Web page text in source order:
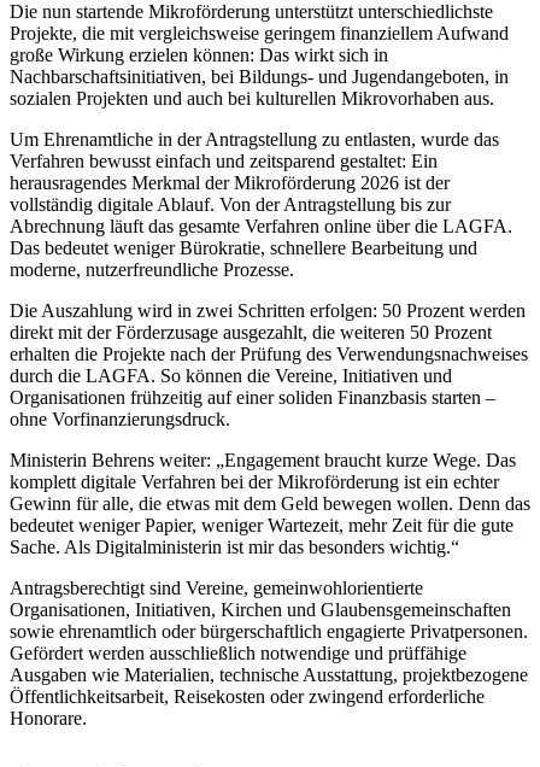
Die nun startende Mikroförderung unterstützt unterschiedlichste
Projekte, die mit vergleichsweise geringem finanziellem Aufwand
große Wirkung erzielen können: Das wirkt sich in
Nachbarschaftsinitiativen, bei Bildungs- und Jugendangeboten, in
sozialen Projekten und auch bei kulturellen Mikrovorhaben aus.
Um Ehrenamtliche in der Antragstellung zu entlasten, wurde das
Verfahren bewusst einfach und zeitsparend gestaltet: Ein
herausragendes Merkmal der Mikroförderung 2026 ist der
vollständig digitale Ablauf. Von der Antragstellung bis zur
Abrechnung läuft das gesamte Verfahren online über die LAGFA.
Das bedeutet weniger Bürokratie, schnellere Bearbeitung und
moderne, nutzerfreundliche Prozesse.
Die Auszahlung wird in zwei Schritten erfolgen: 50 Prozent werden
direkt mit der Förderzusage ausgezahlt, die weiteren 50 Prozent
erhalten die Projekte nach der Prüfung des Verwendungsnachweises
durch die LAGFA. So können die Vereine, Initiativen und
Organisationen frühzeitig auf einer soliden Finanzbasis starten –
ohne Vorfinanzierungsdruck.
Ministerin Behrens weiter: „Engagement braucht kurze Wege. Das
komplett digitale Verfahren bei der Mikroförderung ist ein echter
Gewinn für alle, die etwas mit dem Geld bewegen wollen. Denn das
bedeutet weniger Papier, weniger Wartezeit, mehr Zeit für die gute
Sache. Als Digitalministerin ist mir das besonders wichtig.“
Antragsberechtigt sind Vereine, gemeinwohlorientierte
Organisationen, Initiativen, Kirchen und Glaubensgemeinschaften
sowie ehrenamtlich oder bürgerschaftlich engagierte Privatpersonen.
Gefördert werden ausschließlich notwendige und prüffähige
Ausgaben wie Materialien, technische Ausstattung, projektbezogene
Öffentlichkeitsarbeit, Reisekosten oder zwingend erforderliche
Honorare.